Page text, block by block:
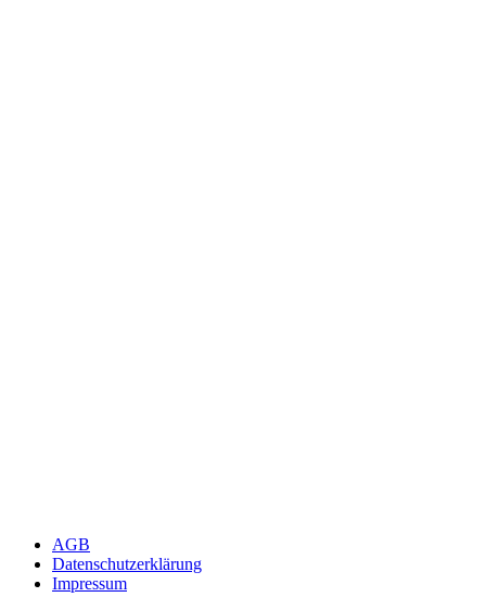
AGB
Datenschutzerklärung
Impressum